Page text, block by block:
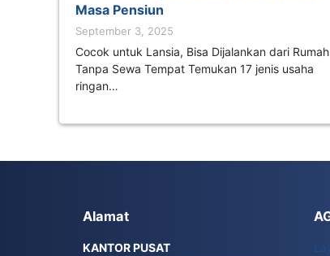
Masa Pensiun
September 3, 2025
Cocok untuk Lansia, Bisa Dijalankan dari Rumah
Tanpa Sewa Tempat Temukan 17 jenis usaha
ringan…
Alamat
KANTOR PUSAT